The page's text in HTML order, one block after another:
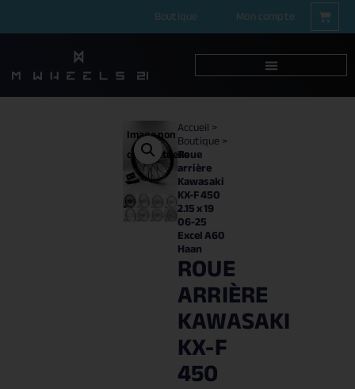
Boutique Mon compte
Image non
contractuelle
Accueil>
Boutique>
Roue
arrière
Kawasaki
KX-F 450
2.15 x 19
06-25
Excel A60
Haan
ROUE
ARRIÈRE
KAWASAKI
KX-F
450